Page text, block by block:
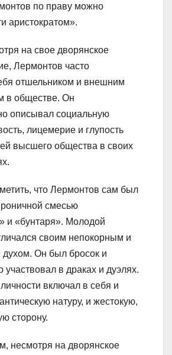
по праву можно
аристократом».
на свое дворянское
Лермонтов часто
отшельником и внешним
в обществе. Он
описывал социальную
лицемерие и глупость
высшего общества в своих
что Лермонтов сам был
смесью
и «бунтаря». Молодой
своим непокорным и
Он был бросок и
участвовал в драках и дуэлях.
включал в себя и
натуру, и жестокую,
сторону.
несмотря на дворянское